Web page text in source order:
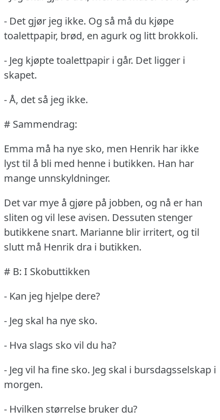
- Det gjør jeg ikke. Og så må du kjøpe
toalettpapir, brød, en agurk og litt brokkoli.
- Jeg kjøpte toalettpapir i går. Det ligger i
skapet.
- Å, det så jeg ikke.
# Sammendrag:
Emma må ha nye sko, men Henrik har ikke
lyst til å bli med henne i butikken. Han har
mange unnskyldninger.
Det var mye å gjøre på jobben, og nå er han
sliten og vil lese avisen. Dessuten stenger
butikkene snart. Marianne blir irritert, og til
slutt må Henrik dra i butikken.
# B: I Skobuttikken
- Kan jeg hjelpe dere?
- Jeg skal ha nye sko.
- Hva slags sko vil du ha?
- Jeg vil ha fine sko. Jeg skal i bursdagsselskap i
morgen.
- Hvilken størrelse bruker du?